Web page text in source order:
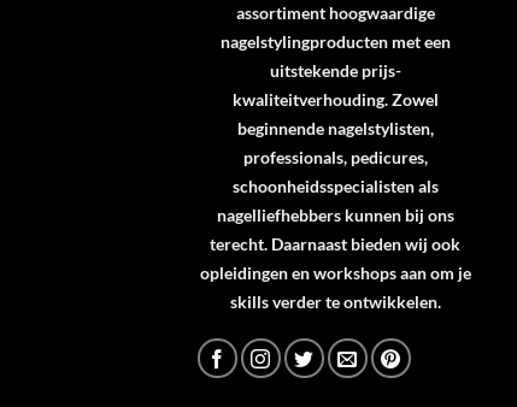
assortiment hoogwaardige
nagelstylingproducten met een
uitstekende prijs-
kwaliteitverhouding. Zowel
beginnende nagelstylisten,
professionals, pedicures,
schoonheidsspecialisten als
nagelliefhebbers kunnen bij ons
terecht. Daarnaast bieden wij ook
opleidingen en workshops aan om je
skills verder te ontwikkelen.